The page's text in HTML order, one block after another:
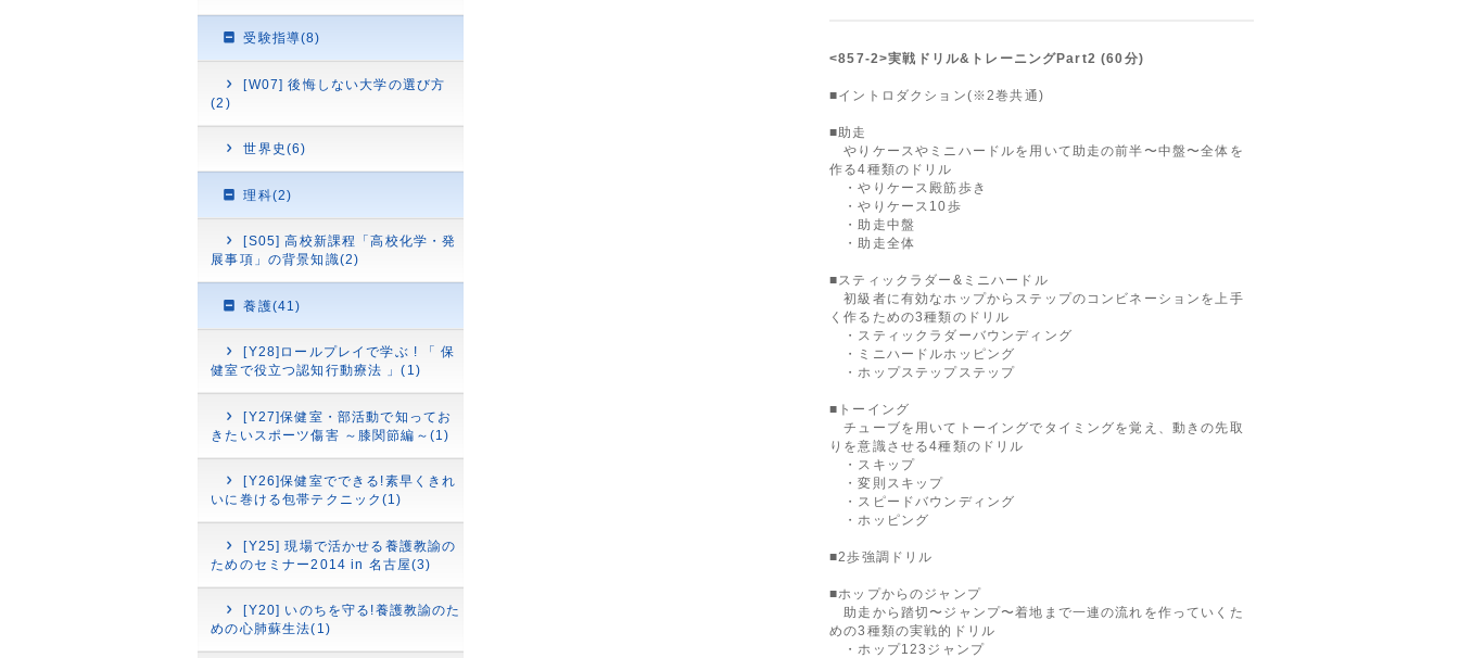
受験指導(8)
[W07] 後悔しない大学の選び方
(2)
世界史(6)
理科(2)
[S05] 高校新課程「高校化学・発
展事項」の背景知識(2)
養護(41)
[Y28]ロールプレイで学ぶ ! 「 保
健室で役立つ認知行動療法 」(1)
[Y27]保健室・部活動で知ってお
きたいスポーツ傷害 ～膝関節編～(1)
[Y26]保健室でできる!素早くきれ
いに巻ける包帯テクニック(1)
[Y25] 現場で活かせる養護教諭の
ためのセミナー2014 in 名古屋(3)
[Y20] いのちを守る!養護教諭のた
めの心肺蘇生法(1)
<857-2>実戦ドリル&トレーニングPart2 (60分)
■イントロダクション(※2巻共通)
■助走
やりケースやミニハードルを用いて助走の前半〜中盤〜全体を
作る4種類のドリル
・やりケース殿筋歩き
・やりケース10歩
・助走中盤
・助走全体
■スティックラダー&ミニハードル
初級者に有効なホップからステップのコンビネーションを上手
く作るための3種類のドリル
・スティックラダーバウンディング
・ミニハードルホッピング
・ホップステップステップ
■トーイング
チューブを用いてトーイングでタイミングを覚え、動きの先取
りを意識させる4種類のドリル
・スキップ
・変則スキップ
・スピードバウンディング
・ホッピング
■2歩強調ドリル
■ホップからのジャンプ
助走から踏切〜ジャンプ〜着地まで一連の流れを作っていくた
めの3種類の実戦的ドリル
・ホップ123ジャンプ